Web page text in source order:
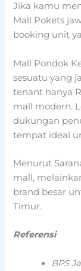
Jika kamu
Mall Pokets
booking unit
Mall Pondok
sesuatu yang
tenant hanya
mall modern.
dukungan
tempat ideal
Menurut
mall,
brand besar
Timur.
Referensi
BPS